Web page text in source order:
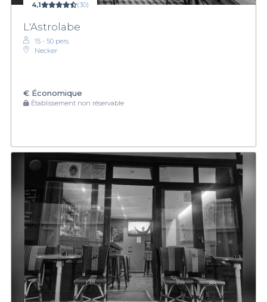
4,1 (30)
L'Astrolabe
15 - 50 pers.
Necker
€ Économique
Établissement non réservable